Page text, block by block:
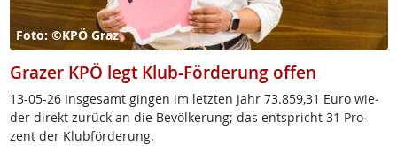
Foto: ©KPÖ Graz
Grazer KPÖ legt Klub-Förderung offen
13-05-26 Ins­ge­s­amt gin­gen im letz­ten Jahr 73.859,31 Eu­ro wie­
der di­rekt zu­rück an die Be­völ­ke­rung; das ent­spricht 31 Pro­
zent der Klub­för­de­rung.